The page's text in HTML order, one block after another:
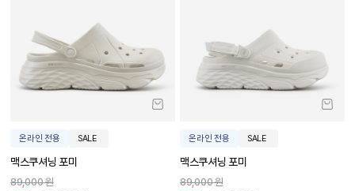
온라인 전용 SALE
맥스쿠셔닝 포미
89,000 원
온라인 전용 SALE
맥스쿠셔닝 포미
89,000 원